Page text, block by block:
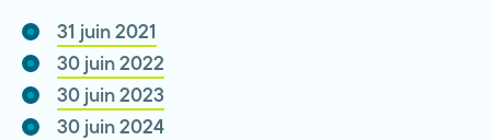
2021-2022
2022-2023
2023-2024
31 juin 2021
30 juin 2022
30 juin 2023
30 juin 2024